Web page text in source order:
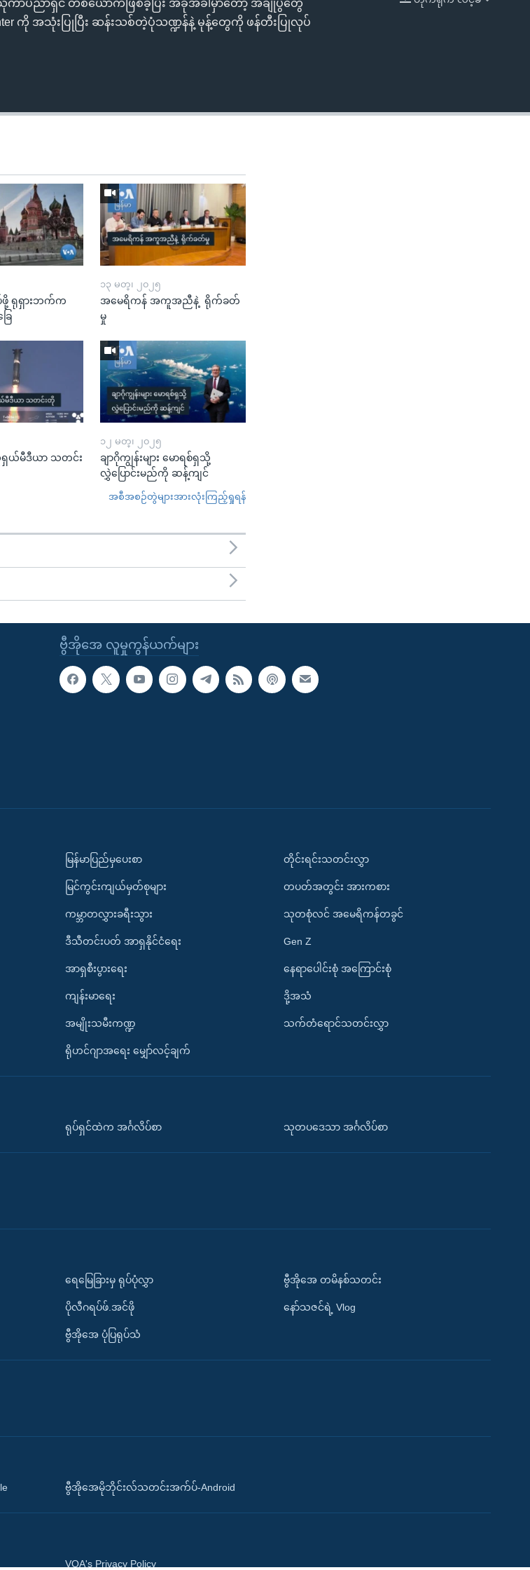
EMBED
ကာပညာရှင် တစ်ယောက်ဖြစ်ခဲ့ပြီး အခုအခါမှာတော့ အချိုပွဲတွေ
ကို အသုံးပြုပြီး ဆန်းသစ်တဲ့ပုံသဏ္ဍန်နဲ့ မုန့်တွေကို ဖန်တီးပြုလုပ်
ဖို့ ရုရှားဘက်က
ေ
၁၃ မတ္၊ ၂၀၂၅
အမေရိကန် အကူအညီနဲ့ ရိုက်ခတ်
မှု
ရှယ်မီဒီယာ သတင်း
၁၂ မတ္၊ ၂၀၂၅
ချာဂိုကျွန်းများ မောရစ်ရှသို့
လွှဲပြောင်းမည်ကို ဆန့်ကျင်
အစီအစဉ်တွဲများအားလုံးကြည့်ရှုရန်
ဗွီအိုအေ လူမှုကွန်ယက်များ
မြန်မာပြည်မှပေးစာ
မြင်ကွင်းကျယ်မှတ်စုများ
ကမ္ဘာတလွှားခရီးသွား
ဒီသီတင်းပတ် အာရှနိုင်ငံရေး
အာရှစီးပွားရေး
ကျန်းမာရေး
အမျိုးသမီးကဏ္ဍ
ရိုဟင်ဂျာအရေး မျှော်လင့်ချက်
တိုင်းရင်းသတင်းလွှာ
တပတ်အတွင်း အားကစား
သုတစုံလင် အမေရိကန်တခွင်
Gen Z
နေရာပေါင်းစုံ အကြောင်းစုံ
ဒို့အသံ
သက်တံရောင်သတင်းလွှာ
ရုပ်ရှင်ထဲက အင်္ဂလိပ်စာ သုတပဒေသာ အင်္ဂလိပ်စာ
ရေမြေခြားမှ ရုပ်ပုံလွှာ
ပိုလီဂရပ်ဖ်.အင်ဖို
ဗွီအိုအေ ပုံပြရုပ်သံ
ဗွီအိုအေ တမိနစ်သတင်း
နော်သဇင်ရဲ့ Vlog
ဗွီအိုအေမိုဘိုင်းလ်သတင်းအက်ပ်-Android
VOA's Privacy Policy